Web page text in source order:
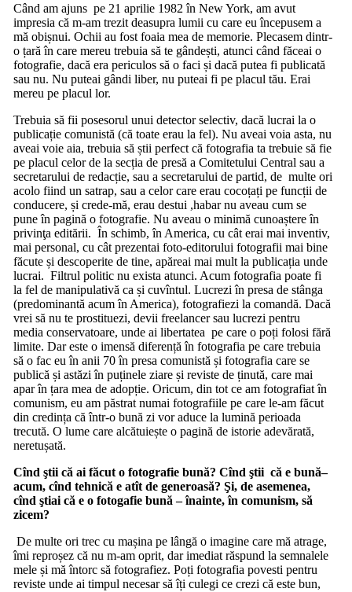
Când am ajuns pe 21 aprilie 1982 în New York, am avut
impresia că m-am trezit deasupra lumii cu care eu începusem a
mă obișnui. Ochii au fost foaia mea de memorie. Plecasem dintr-
o țară în care mereu trebuia să te gândești, atunci când făceai o
fotografie, dacă era periculos să o faci și dacă putea fi publicată
sau nu. Nu puteai gândi liber, nu puteai fi pe placul tău. Erai
mereu pe placul lor.
Trebuia să fii posesorul unui detector selectiv, dacă lucrai la o
publicație comunistă (că toate erau la fel). Nu aveai voia asta, nu
aveai voie aia, trebuia să știi perfect că fotografia ta trebuie să fie
pe placul celor de la secția de presă a Comitetului Central sau a
secretarului de redacție, sau a secretarului de partid, de multe ori
acolo fiind un satrap, sau a celor care erau cocoțați pe funcții de
conducere, și crede-mă, erau destui ,habar nu aveau cum se
pune în pagină o fotografie. Nu aveau o minimă cunoaștere în
privinţa editării. În schimb, în America, cu cât erai mai inventiv,
mai personal, cu cât prezentai foto-editorului fotografii mai bine
făcute și descoperite de tine, apăreai mai mult la publicația unde
lucrai. Filtrul politic nu exista atunci. Acum fotografia poate fi
la fel de manipulativă ca și cuvîntul. Lucrezi în presa de stânga
(predominantă acum în America), fotografiezi la comandă. Dacă
vrei să nu te prostituezi, devii freelancer sau lucrezi pentru
media conservatoare, unde ai libertatea pe care o poți folosi fără
limite. Dar este o imensă diferență în fotografia pe care trebuia
să o fac eu în anii 70 în presa comunistă și fotografia care se
publică și astăzi în puținele ziare și reviste de ținută, care mai
apar în țara mea de adopție. Oricum, din tot ce am fotografiat în
comunism, eu am păstrat numai fotografiile pe care le-am făcut
din credința că într-o bună zi vor aduce la lumină perioada
trecută. O lume care alcătuiește o pagină de istorie adevărată,
neretușată.
Cînd ştii că ai făcut o fotografie bună? Cînd ştii că e bună–
acum, cînd tehnică e atît de generoasă? Şi, de asemenea,
cînd ştiai că e o fotogafie bună – înainte, în comunism, să
zicem?
De multe ori trec cu mașina pe lângă o imagine care mă atrage,
îmi reproșez că nu m-am oprit, dar imediat răspund la semnalele
mele și mă întorc să fotografiez. Poți fotografia povesti pentru
reviste unde ai timpul necesar să îți culegi ce crezi că este bun,